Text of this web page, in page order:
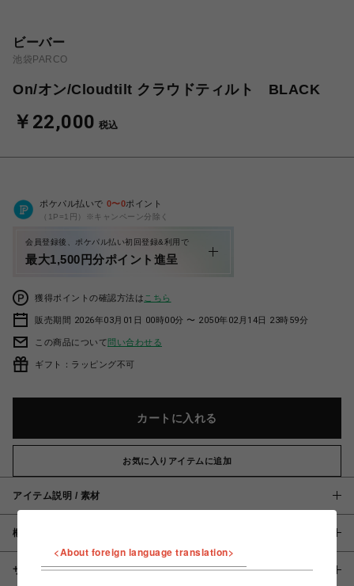
ビーバー
池袋PARCO
On/オン/Cloudtilt クラウドティルト BLACK
￥22,000 税込
ポケパル払いで 0〜0ポイント
（1P=1円）※キャンペーン分除く
会員登録後、ポケパル払い初回登録&利用で
最大1,500円分ポイント進呈
獲得ポイントの確認方法は こちら
販売期間 2026年03月01日 00時00分 〜 2050年02月14日 23時59分
この商品について問い合わせる
ギフト：ラッピング不可
カートに入れる
お気に入りアイテムに追加
アイテム説明 / 素材
概要
サイズ
<About foreign language translation>